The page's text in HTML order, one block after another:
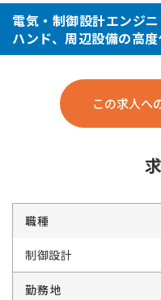
電気・制御設計エンジ
ハンド、周辺設備の高
この求人へ
職種
制御設計
勤務地